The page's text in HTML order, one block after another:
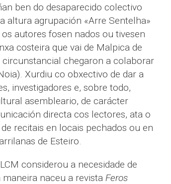
ben do desaparecido colectivo
altura agrupación «Arre Sentelha»
autores fosen nados ou tivesen
costeira que vai de Malpica de
chegaron a colaborar
Xurdiu co obxectivo de dar a
investigadores e, sobre todo,
asembleario, de carácter
directa cos lectores, ata o
recitais en locais pechados ou en
de Esteiro.
considerou a necesidade de
naceu a revista Feros